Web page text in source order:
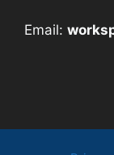
Email: